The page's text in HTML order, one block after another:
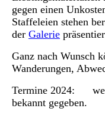
gegen einen
Staffeleien stehen
der Galerie
Ganz nach Wunsch
Wanderungen,
Termine 2024:
bekannt gegeben.